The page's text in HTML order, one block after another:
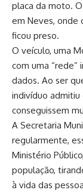
placa da moto.
em Neves, onde
ficou preso.
O veículo, uma
com uma
dados. Ao ser
indivíduo
conseguissem
A Secretaria
regularmente,
Ministério
população,
à vida das